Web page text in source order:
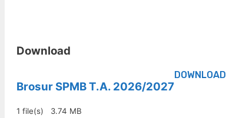
Download
Brosur SPMB T.A. 2026/2027
1 file(s) 3.74 MB
DOWNLOAD